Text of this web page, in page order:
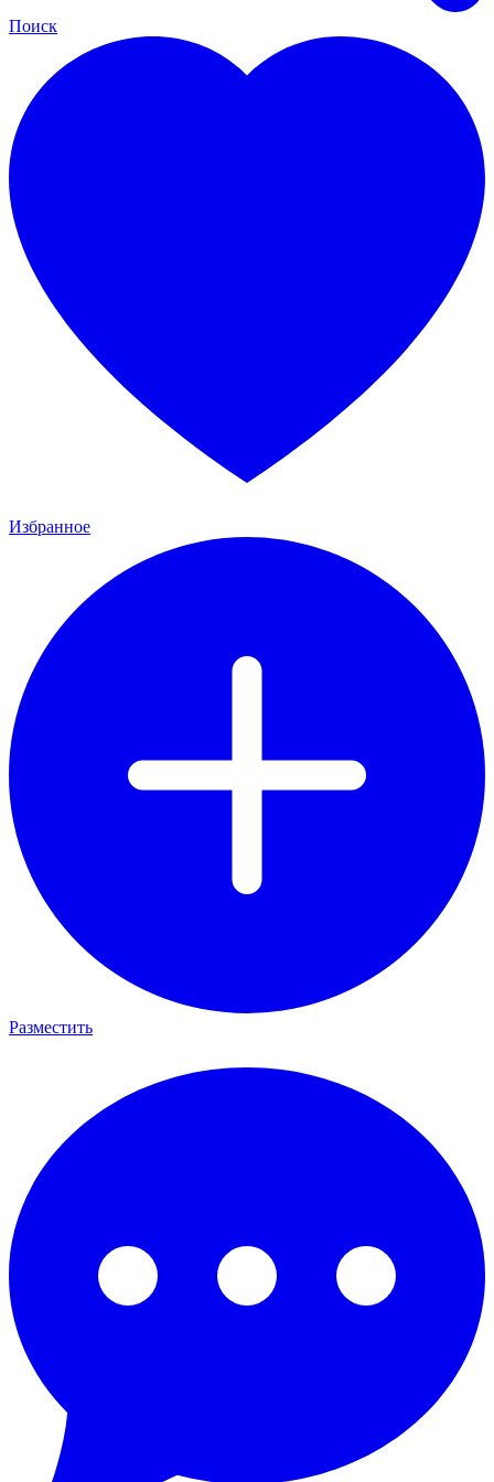
Поиск
Избранное
Разместить